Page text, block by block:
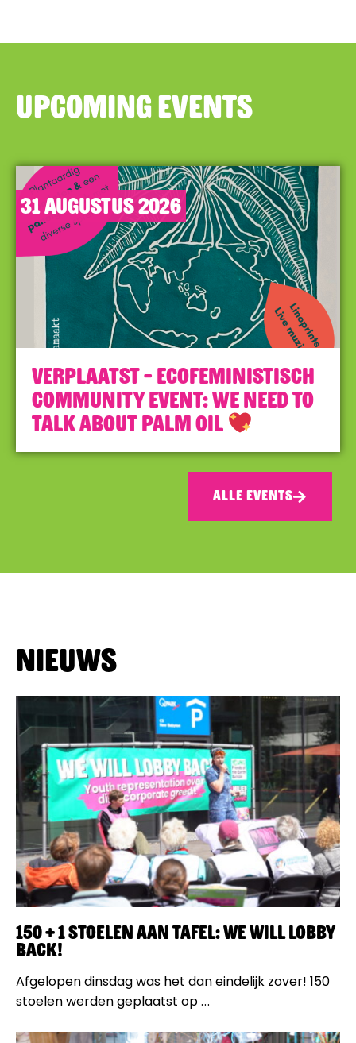
Upcoming events
31augustus2026
VERPLAATST – Ecofeministisch
Community Event: We need to
talk about palm oil
ALLE EVENTS
Nieuws
150 + 1 stoelen aan tafel: We Will Lobby
Back!
Afgelopen dinsdag was het dan eindelijk zover! 150
stoelen werden geplaatst op